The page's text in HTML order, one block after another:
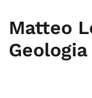
Matteo